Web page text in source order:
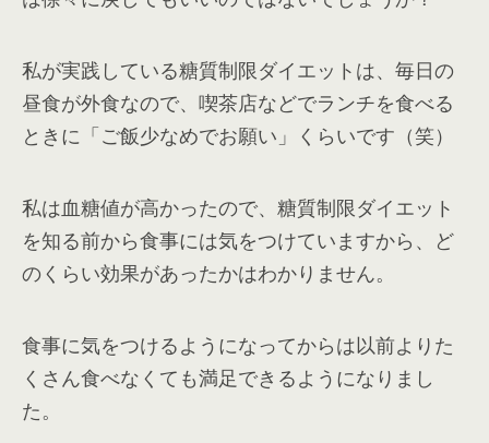
私が実践している糖質制限ダイエットは、毎日の
昼食が外食なので、喫茶店などでランチを食べる
ときに「ご飯少なめでお願い」くらいです（笑）
私は血糖値が高かったので、糖質制限ダイエット
を知る前から食事には気をつけていますから、ど
のくらい効果があったかはわかりません。
食事に気をつけるようになってからは以前よりた
くさん食べなくても満足できるようになりまし
た。